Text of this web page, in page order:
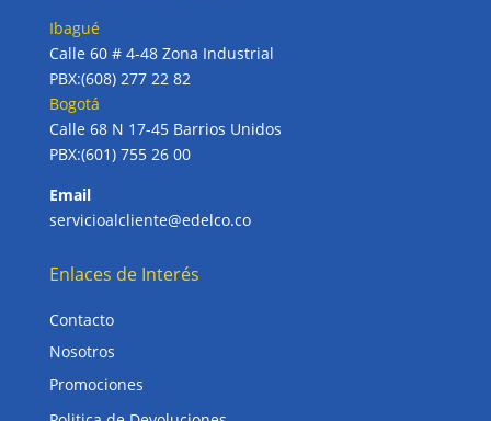
Ibagué
Calle 60 # 4-48 Zona Industrial
PBX:(608) 277 22 82
Bogotá
Calle 68 N 17-45 Barrios Unidos
PBX:(601) 755 26 00
Email
servicioalcliente@edelco.co
Enlaces de Interés
Contacto
Nosotros
Promociones